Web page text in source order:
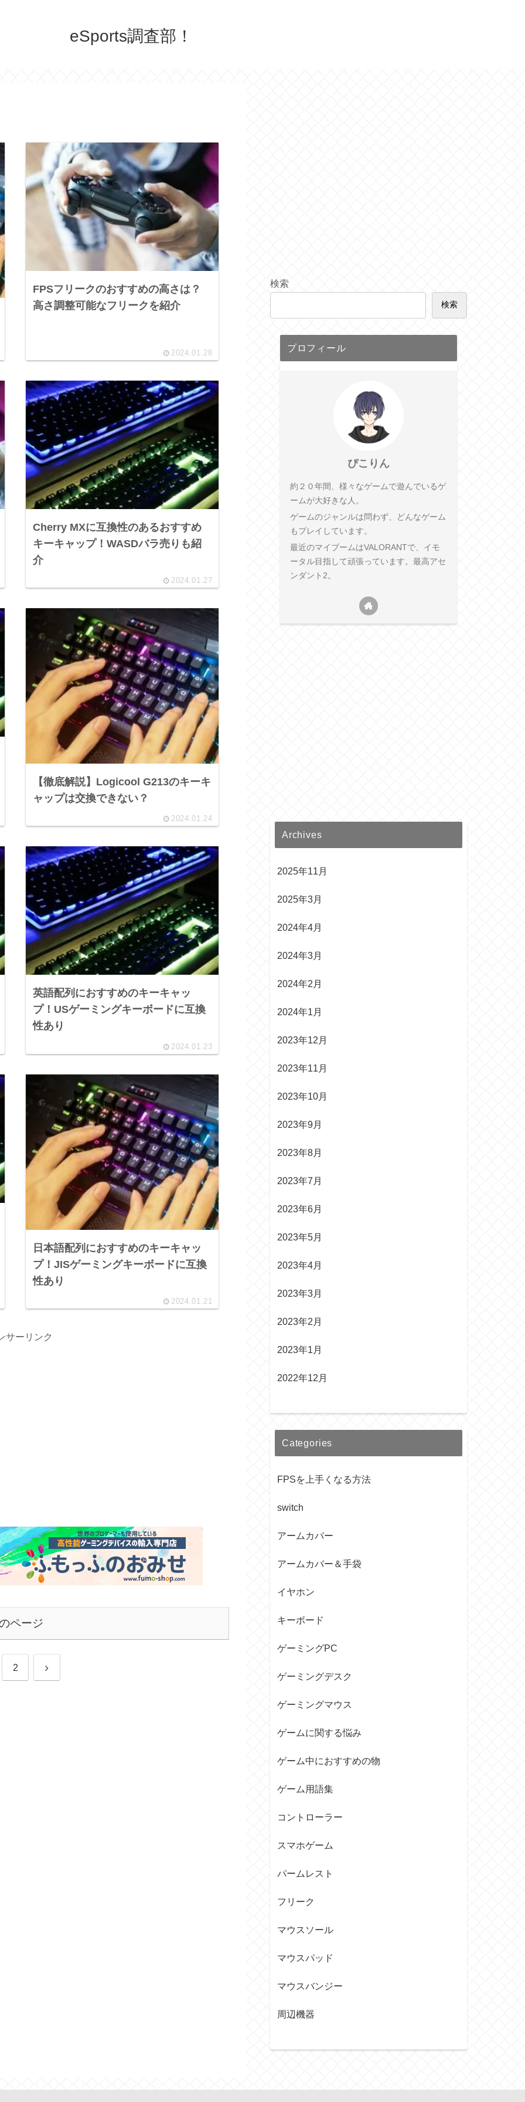
eSports調査部！
FPSフリークのおすすめの高さは？
高さ調整可能なフリークを紹介
2024.01.28
Cherry MXに互換性のあるおすすめ
キーキャップ！WASDバラ売りも紹
介
2024.01.27
【徹底解説】Logicool G213のキーキ
ャップは交換できない？
2024.01.24
英語配列におすすめのキーキャッ
プ！USゲーミングキーボードに互換
性あり
2024.01.23
日本語配列におすすめのキーキャッ
プ！JISゲーミングキーボードに互換
性あり
2024.01.21
サーリンク
ページ
2 次
検索
検索
プロフィール
ぴこりん
約２０年間、様々なゲームで遊んでいるゲ
ームが大好きな人。
ゲームのジャンルは問わず、どんなゲーム
もプレイしています。
最近のマイブームはVALORANTで、イモ
ータル目指して頑張っています。最高アセ
ンダント2。
Archives
2025年11月
2025年3月
2024年4月
2024年3月
2024年2月
2024年1月
2023年12月
2023年11月
2023年10月
2023年9月
2023年8月
2023年7月
2023年6月
2023年5月
2023年4月
2023年3月
2023年2月
2023年1月
2022年12月
Categories
FPSを上手くなる方法
switch
アームカバー
アームカバー＆手袋
イヤホン
キーボード
ゲーミングPC
ゲーミングデスク
ゲーミングマウス
ゲームに関する悩み
ゲーム中におすすめの物
ゲーム用語集
コントローラー
スマホゲーム
パームレスト
フリーク
マウスソール
マウスパッド
マウスバンジー
周辺機器